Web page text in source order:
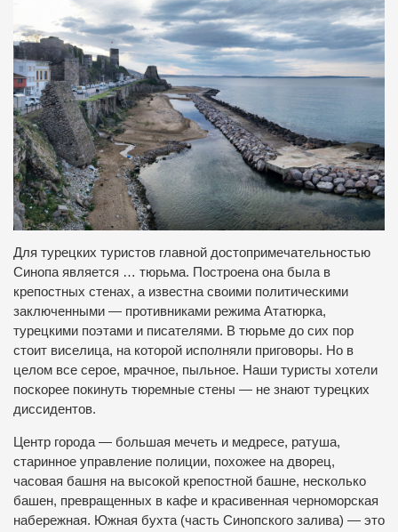
Для турецких туристов главной достопримечательностью
Синопа является … тюрьма. Построена она была в
крепостных стенах, а известна своими политическими
заключенными — противниками режима Ататюрка,
турецкими поэтами и писателями. В тюрьме до сих пор
стоит виселица, на которой исполняли приговоры. Но в
целом все серое, мрачное, пыльное. Наши туристы хотели
поскорее покинуть тюремные стены — не знают турецких
диссидентов.
Центр города — большая мечеть и медресе, ратуша,
старинное управление полиции, похожее на дворец,
часовая башня на высокой крепостной башне, несколько
башен, превращенных в кафе и красивенная черноморская
набережная. Южная бухта (часть Синопского залива) — это